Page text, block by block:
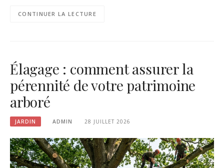
CONTINUER LA LECTURE
Élagage : comment assurer la
pérennité de votre patrimoine
arboré
JARDIN ADMIN 28 JUILLET 2026